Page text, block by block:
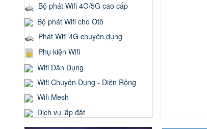
Bộ phát Wifi 4G/5G cao cấp
Bộ phát Wifi cho Ôtô
Phát Wifi 4G chuyên dụng
Phụ kiện Wifi
Wifi Dân Dụng
Wifi Chuyên Dụng - Diện Rộng
Wifi Mesh
Dịch vụ lắp đặt